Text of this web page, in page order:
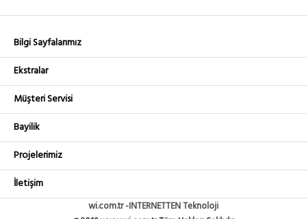
Bilgi Sayfalarımız
Ekstralar
Müşteri Servisi
Bayilik
Projelerimiz
İletişim
wi.com.tr -INTERNETTEN Teknoloji